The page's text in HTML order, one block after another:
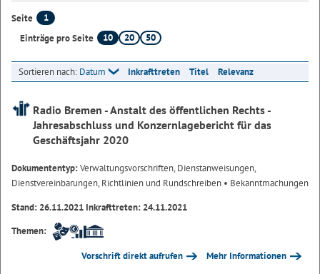
Seite
1
Einträge pro Seite
10 20 50
Sortieren nach: Datum Inkrafttreten Titel Relevanz
Radio Bremen - Anstalt des öffentlichen Rechts -
Jahresabschluss und Konzernlagebericht für das
Geschäftsjahr 2020
Dokumententyp:Verwaltungsvorschriften, Dienstanweisungen,
Dienstvereinbarungen, Richtlinien und Rundschreiben • Bekanntmachungen
Stand: 26.11.2021 Inkrafttreten: 24.11.2021
Themen:
Vorschrift direkt aufrufen Mehr Informationen